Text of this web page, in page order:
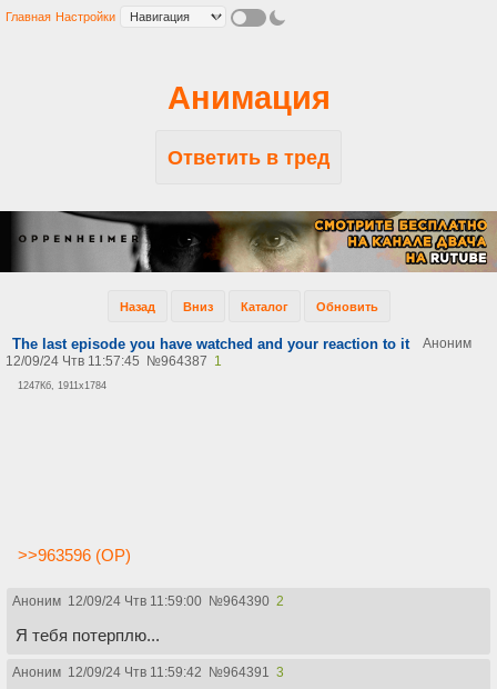
Главная Настройки
Анимация
Ответить в тред
Назад Вниз Каталог Обновить
The last episode you have watched and your reaction to it
Аноним
12/09/24 Чтв 11:57:45
№964387 1
1247Кб, 1911x1784
>>963596 (OP)
Аноним 12/09/24 Чтв 11:59:00 №964390 2
Я тебя потерплю...
Аноним 12/09/24 Чтв 11:59:42 №964391 3